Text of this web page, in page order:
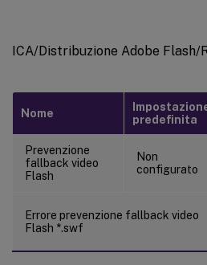
ICA/Distribuzione Adobe Flash/
Nome
predefinita
Prevenzione
fallback video
Flash
Non
configurato
Errore prevenzione fallback video
Flash *.swf